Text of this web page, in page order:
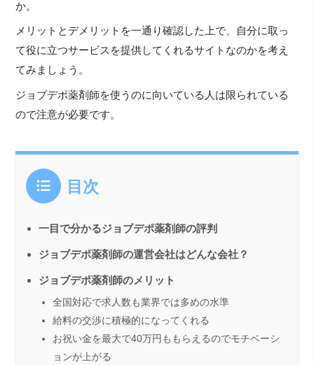
か。
メリットとデメリットを一通り確認した上で、自分に取っ
て役に立つサービスを提供してくれるサイトなのかを考え
てみましょう。
ジョブデポ薬剤師を使うのに向いている人は限られている
ので注意が必要です。
目次
一目で分かるジョブデポ薬剤師の評判
ジョブデポ薬剤師の運営会社はどんな会社？
ジョブデポ薬剤師のメリット
全国対応で求人数も業界では多めの水準
給料の交渉に積極的になってくれる
お祝い金を最大で40万円ももらえるのでモチベーシ
ョンが上がる